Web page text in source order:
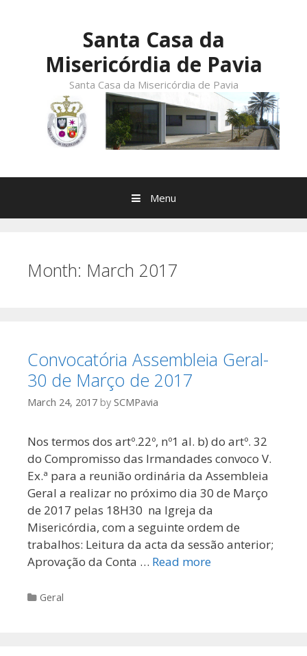
Santa Casa da
Misericórdia de Pavia
Santa Casa da Misericórdia de Pavia
Menu
Month: March 2017
Convocatória Assembleia Geral-
30 de Março de 2017
March 24, 2017 by SCMPavia
Nos termos dos artº.22º, nº1 al. b) do artº. 32
do Compromisso das Irmandades convoco V.
Ex.ª para a reunião ordinária da Assembleia
Geral a realizar no próximo dia 30 de Março
de 2017 pelas 18H30 na Igreja da
Misericórdia, com a seguinte ordem de
trabalhos: Leitura da acta da sessão anterior;
Aprovação da Conta … Read more
Categories
Geral